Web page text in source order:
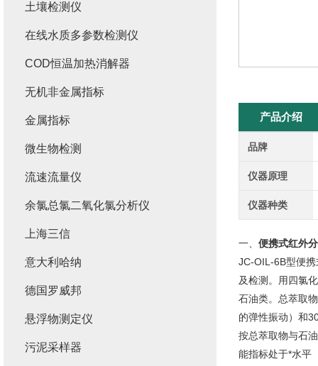
产品介绍
品牌
仪器原理
仪器种类
一、 便携式红外
JC-OIL-6B型便
及检测。用四氯
石油类。总萃取
的弹性振动）和
按总萃取物与石
能指标处于*水平
土壤检测仪
在线水质多参数检测仪
COD恒温加热消解器
无机非金属指标
金属指标
微生物检测
流速流量仪
余氯总氯二氧化氯分析仪
上海三信
意大利哈纳
德国罗威邦
悬浮物测定仪
污泥采样器